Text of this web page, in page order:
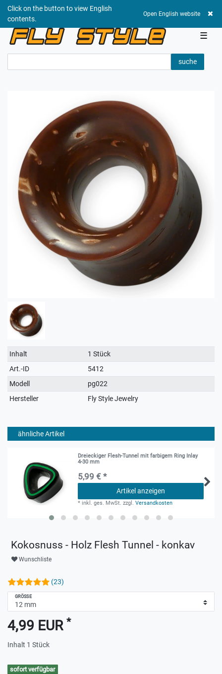
Click on the button to view English
contents.
Open English website
☰
suche
Technisches
Merkmal
Wert
Inhalt
1 Stück
Art.-ID
5412
Modell
pg022
Hersteller
Fly Style Jewelry
ähnliche Artikel
Dreieckiger Flesh-Tunnel mit farbigem Ring Inlay
4-30 mm
5,99 € *
Artikel anzeigen
* inkl. ges. MwSt. zzgl.Versandkosten
Kokosnuss - Holz Flesh Tunnel - konkav
Wunschliste
(23)
GRÖSSE
4,99 EUR *
Inhalt 1 Stück
sofort verfügbar